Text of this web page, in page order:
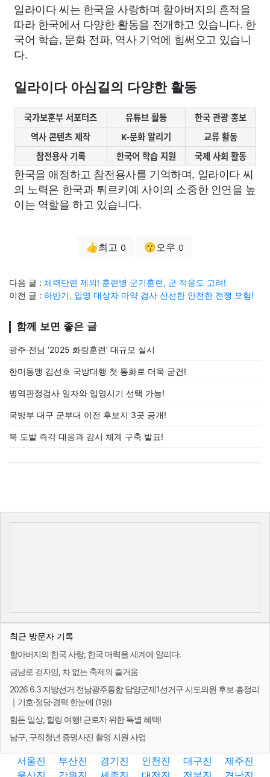
일라이다 씨는 한국을 사랑하며 할아버지의 흔적을
따라 한국에서 다양한 활동을 전개하고 있습니다. 한
국어 학습, 문화 전파, 역사 기억에 힘써오고 있습니
다.
일라이다 아심길의 다양한 활동
국가보훈부 서포터즈 유튜브 활동
한국 관광 홍보
역사 콘텐츠 제작
K-문화 알리기
교류 활동
참전용사 기록
한국어 학습 지원 국제 사회 활동
한국을 애정하고 참전용사를 기억하며, 일라이다 씨
의 노력은 한국과 튀르키예 사이의 소중한 인연을 높
이는 역할을 하고 있습니다.
👍최고 0 😗오우 0
다음 글 : 체력단련 제외! 훈련병 군기훈련, 군 적응도 고려!
이전 글 : 하반기, 입영 대상자 마약 검사 신선한 안전한 전쟁 모험!
함께 보면 좋은 글
광주·전남 ‘2025 화랑훈련’ 대규모 실시
한미동맹 김선호 국방대행 첫 통화로 더욱 굳건!
병역판정검사 일자와 입영시기 선택 가능!
국방부 대구 군부대 이전 후보지 3곳 공개!
북 도발 즉각 대응과 감시 체계 구축 발표!
최근 방문자 기록
할아버지의 한국 사랑, 한국 매력을 세계에 알리다.
금남로 걷자잉, 차 없는 축제의 즐거움
2026 6.3 지방선거 전남광주통합 담양군제1선거구 시도의원 후보 총정리
｜기호·정당·경력 한눈에 (1명)
힘든 일상, 힐링 여행! 근로자 위한 특별 혜택!
남구, 구직청년 증명사진 촬영 지원 사업
서울진 부산진 경기진 인천진 대구진
제주진